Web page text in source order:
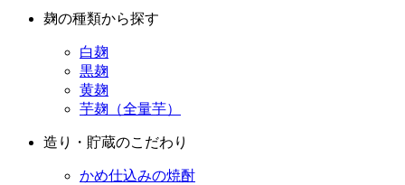
麹の種類から探す
白麹
黒麹
黄麹
芋麹（全量芋）
造り・貯蔵のこだわり
かめ仕込みの焼酎